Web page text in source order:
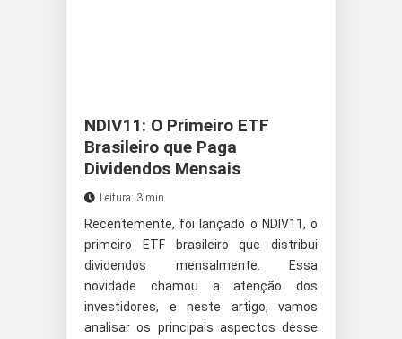
NDIV11: O Primeiro ETF
Brasileiro que Paga
Dividendos Mensais
Leitura: 3 min
Recentemente, foi lançado o NDIV11, o
primeiro ETF brasileiro que distribui
dividendos mensalmente. Essa
novidade chamou a atenção dos
investidores, e neste artigo, vamos
analisar os principais aspectos desse